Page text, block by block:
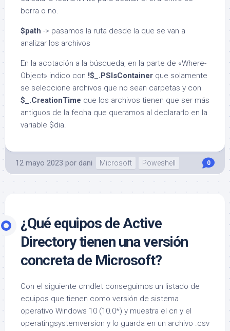
borra o no.
$path -> pasamos la ruta desde la que se van a
analizar los archivos
En la acotación a la búsqueda, en la parte de «Where-
Object» indico con !$_.PSIsContainer que solamente
se seleccione archivos que no sean carpetas y con
$_.CreationTime que los archivos tienen que ser más
antiguos de la fecha que queramos al declararlo en la
variable $dia.
12 mayo 2023 por dani Microsoft Poweshell 0
¿Qué equipos de Active
Directory tienen una versión
concreta de Microsoft?
Con el siguiente cmdlet conseguimos un listado de
equipos que tienen como versión de sistema
operativo Windows 10 (10.0*) y muestra el cn y el
operatingsystemversion y lo guarda en un archivo .csv